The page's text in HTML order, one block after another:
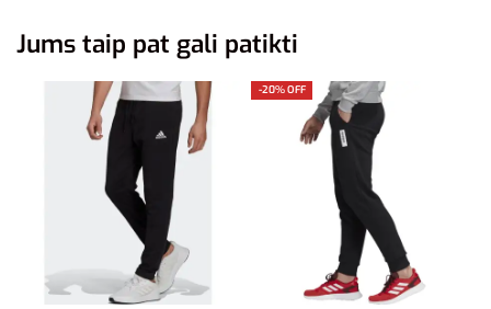
Jums taip pat gali patikti
-20% OFF